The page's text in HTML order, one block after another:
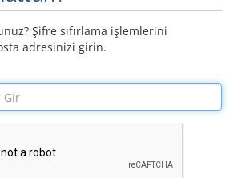
Şifre sıfırlama işlemlerini
adresinizi girin.